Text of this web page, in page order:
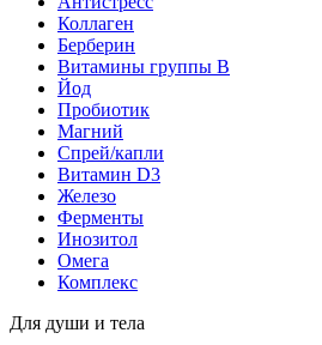
Коллаген
Берберин
Витамины группы B
Йод
Пробиотик
Магний
Спрей/капли
Витамин D3
Железо
Ферменты
Инозитол
Омега
Комплекс
Для души и тела